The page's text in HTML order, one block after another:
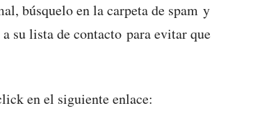
búsquelo en la carpeta de spam y
a su lista de contacto para evitar que
en el siguiente enlace: